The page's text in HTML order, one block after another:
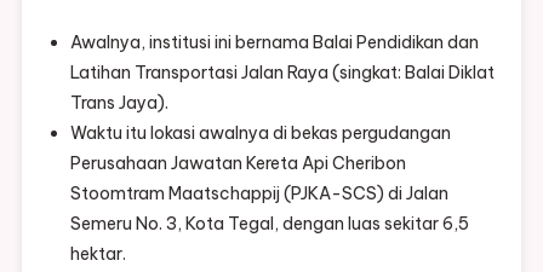
Awalnya, institusi ini bernama Balai Pendidikan dan
Latihan Transportasi Jalan Raya (singkat: Balai Diklat
Trans Jaya).
Waktu itu lokasi awalnya di bekas pergudangan
Perusahaan Jawatan Kereta Api Cheribon
Stoomtram Maatschappij (PJKA-SCS) di Jalan
Semeru No. 3, Kota Tegal, dengan luas sekitar 6,5
hektar.